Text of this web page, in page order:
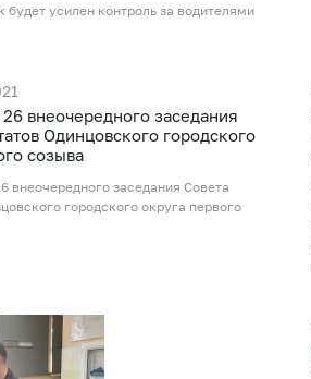
будет усилен контроль за водителями
внеочередного заседания
Одинцовского городского
созыва
заседания Совета
городского округа первого